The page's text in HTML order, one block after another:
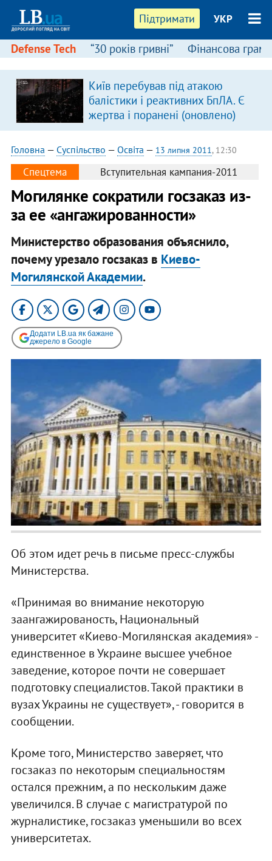
Підтримати УКР
Defense Tech “30 років гривні” Фінансова
Київ перебував під атакою
балістики і реактивних БпЛА. Є
жертва і поранені (оновлено)
Головна — Суспільство — Освіта — 13 липня 2011, 12:30
Спецтема Вступительная кампания-2011
Могилянке сократили госзаказ из-
за ее «ангажированности»
Министерство образования объяснило,
почему урезало госзаказ в Киево-
Могилянской Академии.
Додати LB.ua як бажане
джерело в Google
Об этом идет речь в письме пресс-службы
Министерства.
«Принимая во внимание некоторую
заангажированость, Национальный
университет «Киево-Могилянская академия» -
единственное в Украине высшее учебное
заведение, которое почти не совершает
подготовку специалистов. Такой практики в
вузах Украины не существует», - говорится в
сообщении.
Кроме того, Министерство заверяет, что
госзаказ по некоторым специальностям
остался прежним, а по нескольким даже
увеличился. В случае с магистратурой по
журналистике, госзаказ уменьшили во всех
университетах.